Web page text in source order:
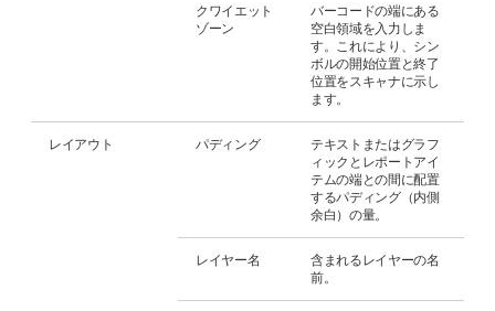
クワイエット
ゾーン
バーコードの端にある
空白領域を入力しま
す。これにより、シン
ボルの開始位置と終了
位置をスキャナに示し
ます。
レイアウト パディング
テキストまたはグラフ
ィックとレポートアイ
テムの端との間に配置
するパディング（内側
余白）の量。
レイヤー名
含まれるレイヤーの名
前。